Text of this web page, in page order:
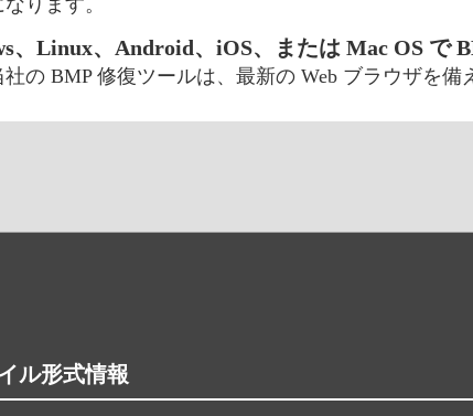
ります。
、Linux、Android、iOS、または Mac OS で
社の BMP 修復ツールは、最新の Web ブラウザを
ル形式情報